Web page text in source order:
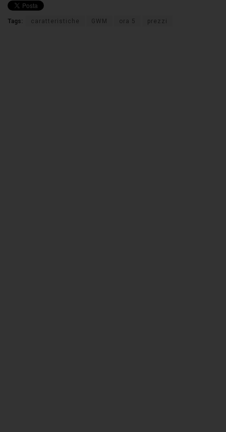
Tags: caratteristiche GWM ora 5 prezzi